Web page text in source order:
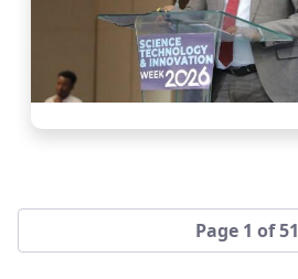
Page 1 of 51